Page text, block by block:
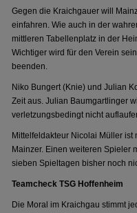
Gegen die Kraichgauer will
einfahren. Wie auch in der
mittleren Tabellenplatz in der
Wichtiger wird für den Verein
beenden.
Niko Bungert (Knie) und Julian
Zeit aus. Julian Baumgartlinger
verletzungsbedingt nicht
Mittelfeldakteur Nicolai Müller ist
Mainzer. Einen weiteren Spieler
sieben Spieltagen bisher noch
Teamcheck TSG Hoffenheim
Die Moral im Kraichgau stimmt